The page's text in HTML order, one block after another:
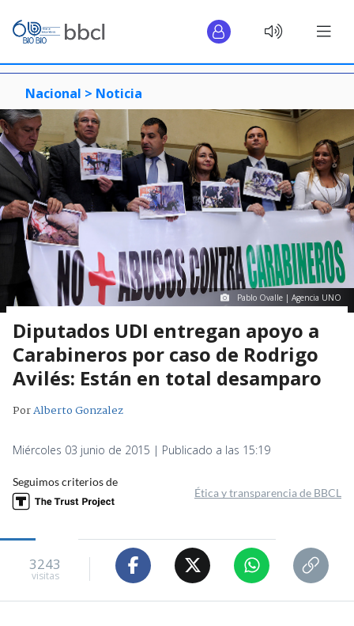
Nacional > Noticia
Pablo Ovalle | Agencia UNO
Diputados UDI entregan apoyo a
Carabineros por caso de Rodrigo
Avilés: Están en total desamparo
PorAlberto Gonzalez
Miércoles 03 junio de 2015 | Publicado a las 15:19
Seguimos criterios de
Ética y transparencia de BBCL
3243
visitas